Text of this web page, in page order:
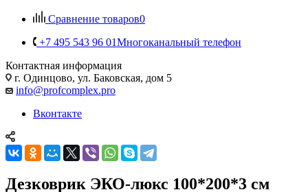
Сравнение товаров0
+7 495 543 96 01Многоканальный телефон
Контактная информация
г. Одинцово, ул. Баковская, дом 5
info@profcomplex.pro
Вконтакте
Дезковрик ЭКО-люкс 100*200*3 см